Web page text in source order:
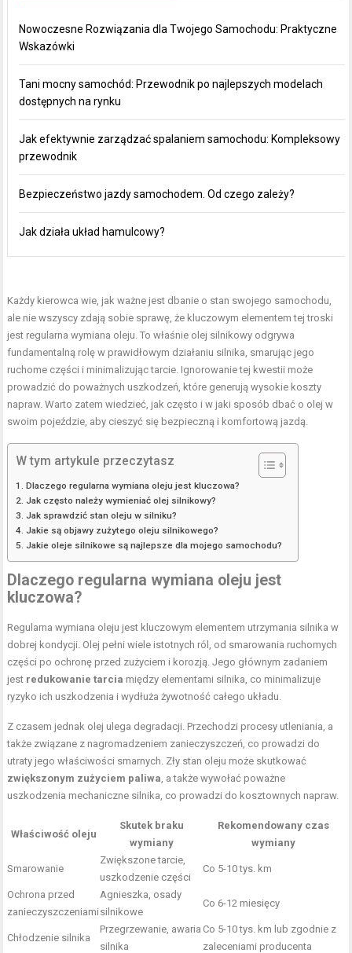
Nowoczesne Rozwiązania dla Twojego Samochodu: Praktyczne
Wskazówki
Tani mocny samochód: Przewodnik po najlepszych modelach
dostępnych na rynku
Jak efektywnie zarządzać spalaniem samochodu: Kompleksowy
przewodnik
Bezpieczeństwo jazdy samochodem. Od czego zależy?
Jak działa układ hamulcowy?
Każdy kierowca wie, jak ważne jest dbanie o stan swojego samochodu,
ale nie wszyscy zdają sobie sprawę, że kluczowym elementem tej troski
jest regularna wymiana oleju. To właśnie olej silnikowy odgrywa
fundamentalną rolę w prawidłowym działaniu silnika, smarując jego
ruchome części i minimalizując tarcie. Ignorowanie tej kwestii może
prowadzić do poważnych uszkodzeń, które generują wysokie koszty
napraw. Warto zatem wiedzieć, jak często i w jaki sposób dbać o olej w
swoim pojeździe, aby cieszyć się bezpieczną i komfortową jazdą.
W tym artykule przeczytasz
Dlaczego regularna wymiana oleju jest kluczowa?
Jak często należy wymieniać olej silnikowy?
Jak sprawdzić stan oleju w silniku?
Jakie są objawy zużytego oleju silnikowego?
Jakie oleje silnikowe są najlepsze dla mojego samochodu?
Dlaczego regularna wymiana oleju jest
kluczowa?
Regularna wymiana oleju jest kluczowym elementem utrzymania silnika w
dobrej kondycji. Olej pełni wiele istotnych ról, od smarowania ruchomych
części po ochronę przed zużyciem i korozją. Jego głównym zadaniem
jest redukowanie tarcia między elementami silnika, co minimalizuje
ryzyko ich uszkodzenia i wydłuża żywotność całego układu.
Z czasem jednak olej ulega degradacji. Przechodzi procesy utleniania, a
także związane z nagromadzeniem zanieczyszczeń, co prowadzi do
utraty jego właściwości smarnych. Zły stan oleju może skutkować
zwiększonym zużyciem paliwa, a także wywołać poważne
uszkodzenia mechaniczne silnika, co prowadzi do kosztownych napraw.
Właściwość oleju
Skutek braku
wymiany
Rekomendowany czas
wymiany
Smarowanie
Zwiększone tarcie,
uszkodzenie części
Co 5-10 tys. km
Ochrona przed
zanieczyszczeniami
Agnieszka, osady
silnikowe
Co 6-12 miesięcy
Chłodzenie silnika
Przegrzewanie, awaria
silnika
Co 5-10 tys. km lub zgodnie z
zaleceniami producenta